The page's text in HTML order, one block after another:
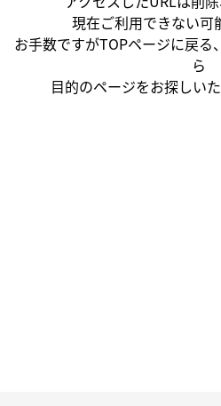
現在ご利用できない可
お手数ですがTOPページに戻
ら
目的のページをお探しい